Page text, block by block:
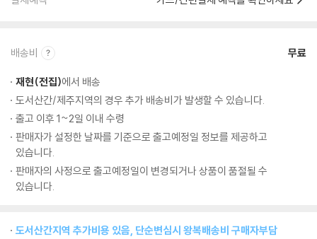
배송비 무료
재현(전집)에서 배송
도서산간/제주지역의 경우 추가 배송비가 발생할 수 있습니다.
출고 이후 1~2일 이내 수령
판매자가 설정한 날짜를 기준으로 출고예정일 정보를 제공하고
있습니다.
판매자의 사정으로 출고예정일이 변경되거나 상품이 품절될 수
있습니다.
도서산간지역 추가비용 있음, 단순변심시 왕복배송비 구매자부담